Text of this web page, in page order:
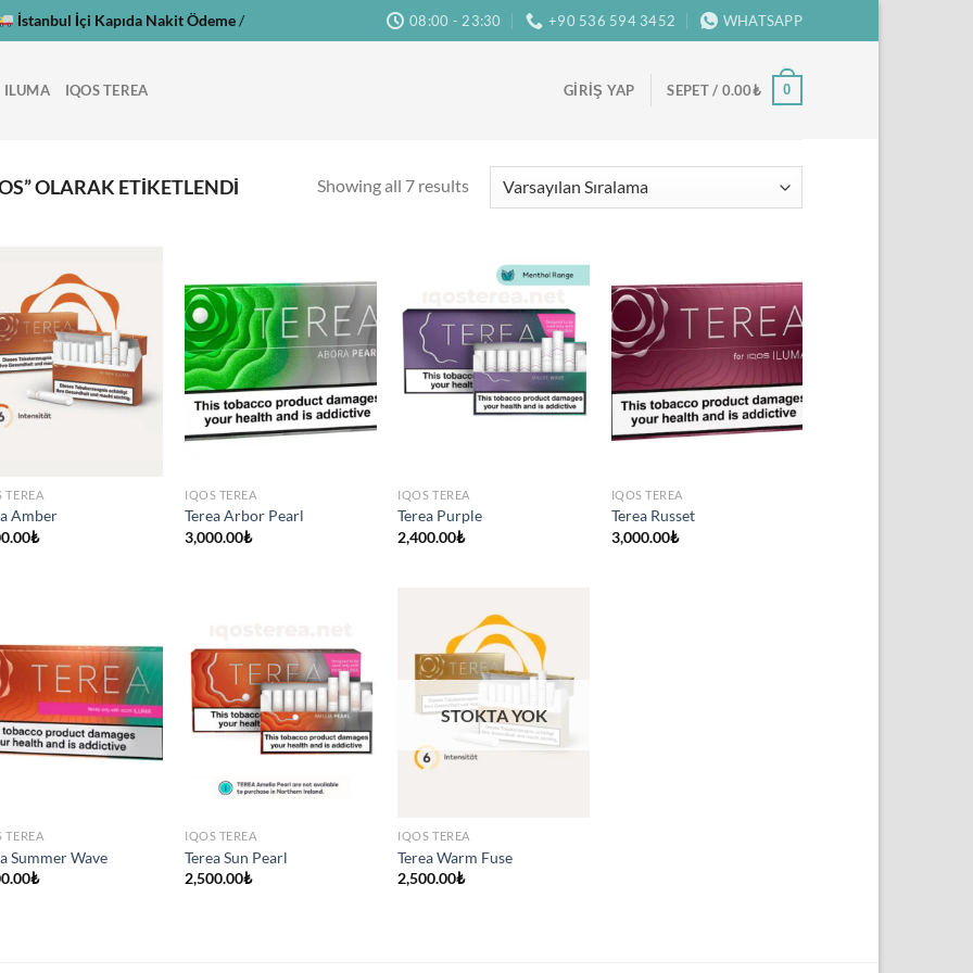
İstanbul İçi Kapıda Nakit Ödeme/ 08:00 - 23:30 +90 536 594 3452 WHATSAPP
ILUMA IQOS TEREA GIRIŞ YAP SEPET / 0.00₺ 0
OLARAK ETIKETLENDI Showing all 7 results
TEREA
Amber
₺
IQOS TEREA
Terea Arbor Pearl
3,000.00₺
IQOS TEREA
Terea Purple
2,400.00₺
IQOS TEREA
Terea Russet
3,000.00₺
TEREA
Summer Wave
₺
IQOS TEREA
Terea Sun Pearl
2,500.00₺
STOKTA YOK
IQOS TEREA
Terea Warm Fuse
2,500.00₺